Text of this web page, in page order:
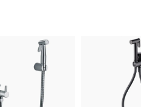
Imagem do Produto